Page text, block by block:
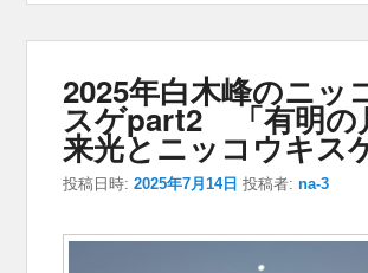
2025年白木峰のニッ
スゲpart2 「有明の
来光とニッコウキス
投稿日時:2025年7月14日 投稿者:na-3